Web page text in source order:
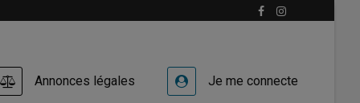
Annonces légales Je me connecte